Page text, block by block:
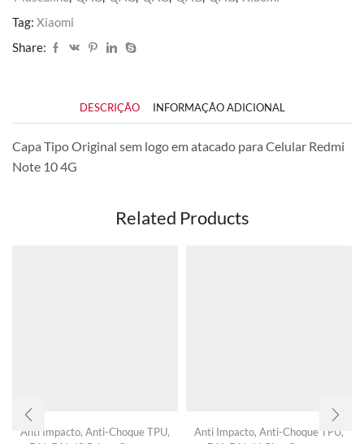
Tag: Xiaomi
Share:
DESCRIÇÃO INFORMAÇÃO ADICIONAL
Capa Tipo Original sem logo em atacado para Celular Redmi
Note 10 4G
Related Products
Anti Impacto, Anti-Choque TPU,
Anti Impacto, Anti-Choque TPU,